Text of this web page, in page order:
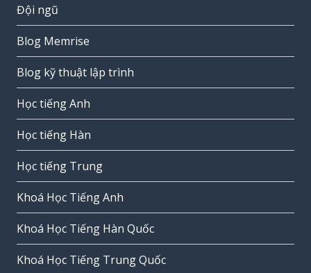
Đội ngũ
Blog Memrise
Blog kỹ thuật lập trình
Học tiếng Anh
Học tiếng Hàn
Học tiếng Trung
Khoá Học Tiếng Anh
Khoá Học Tiếng Hàn Quốc
Khoá Học Tiếng Trung Quốc